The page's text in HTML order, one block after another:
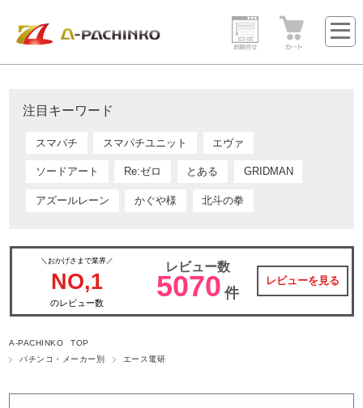
注目キーワード
スマパチ スマパチユニット エヴァ
ソードアート Re:ゼロ とある GRIDMAN
アズールレーン かぐや様 北斗の拳
＼おかげさまで業界／
NO,1
のレビュー数
レビュー数
5070 件
レビューを見る
A-PACHINKO TOP
パチンコ・メーカー別
エース電研